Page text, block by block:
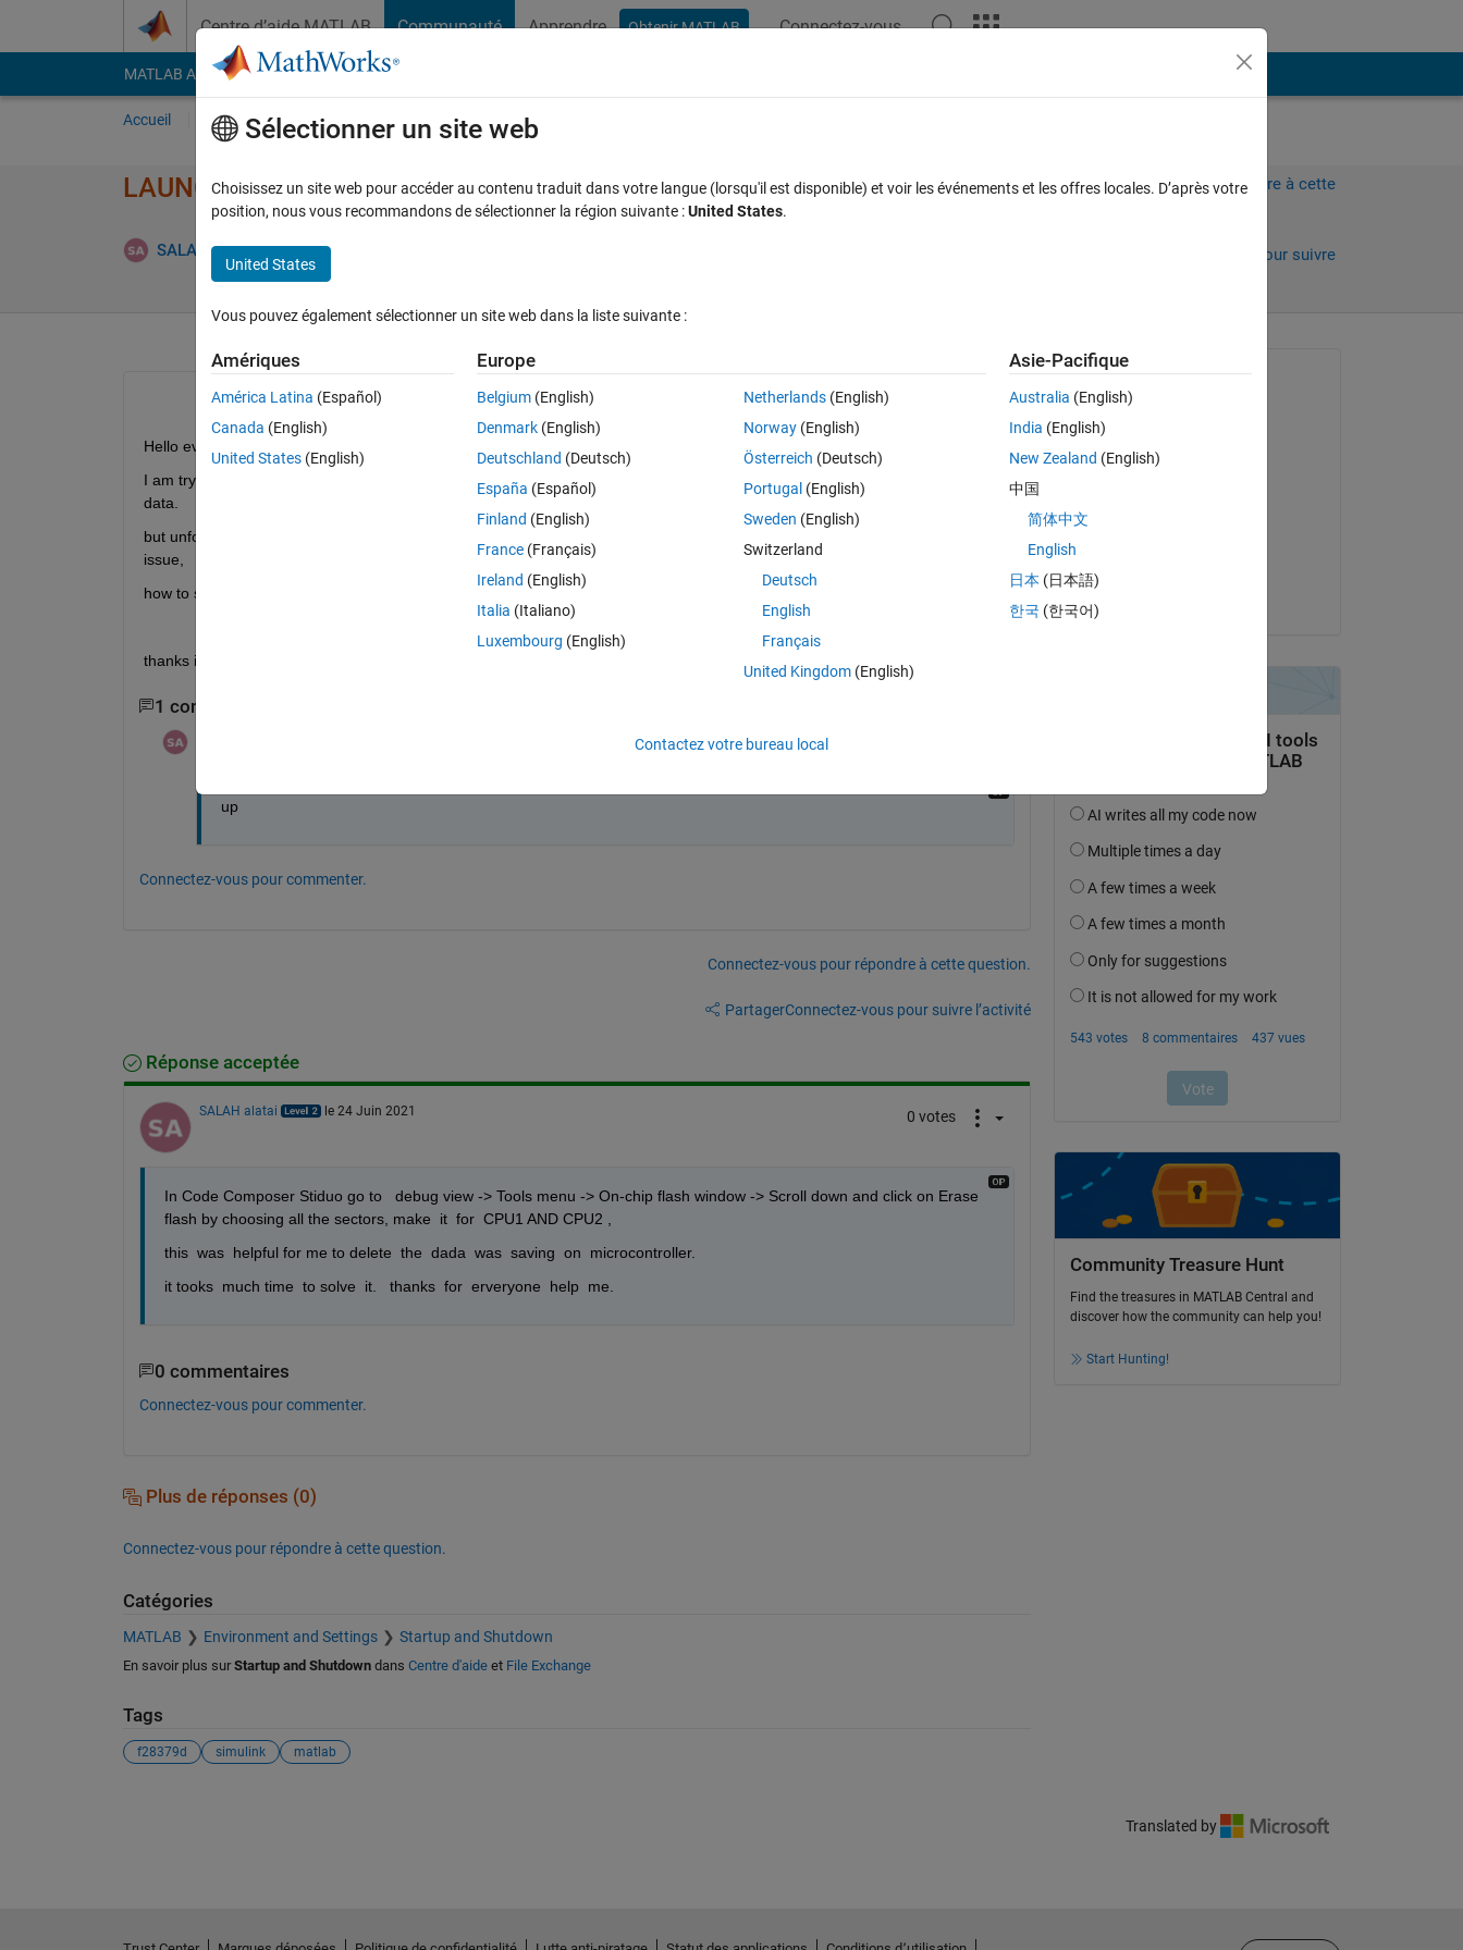
Centre d’aide MATLAB Communauté Apprendre Obtenir MATLAB Connectez-vous
MATLAB Answers File Exchange Cody
Accueil Poser une question Parcourir
LAUNCHXL-F28379D: How to Clean the memory?
SALAH alatai 21 Juin 2021
Connectez-vous pour répondre à cette
Connectez-vous pour suivre
Hello everyone
I am trying to send pulses to gate driver by F28379D lauchpad and I removed the tick from Boot from flase to avoid saving
data.
but unfortuantely same signal still dispaly on the oscillocscope, I tryed to reset it by push the button of reset S3, but still same
issue,
how to solve this problem.
thanks in advance
1 commentaire
up
Connectez-vous pour commenter.
Connectez-vous pour répondre à cette question.
PartagerConnectez-vous pour suivre l’activité
Réponse acceptée
SALAH alatai le 24 Juin 2021 0 votes
In Code Composer Stiduo go to   debug view -> Tools menu -> On-chip flash window -> Scroll down and click on Erase
flash by choosing all the sectors, make  it  for  CPU1 AND CPU2 ,
this  was  helpful for me to delete  the  dada  was  saving  on  microcontroller.
it tooks  much time  to solve  it.   thanks  for  erveryone  help  me.
0 commentaires
Connectez-vous pour commenter.
Plus de réponses (0)
Connectez-vous pour répondre à cette question.
Catégories
MATLAB Environment and Settings Startup and Shutdown
En savoir plus sur Startup and Shutdowndans Centre d'aideet File Exchange
Tags
f28379d simulink matlab
SALAH alatai
le 21 Juin 2021
le 24 Juin 2021
Acceptée :
Community Treasure Hunt
Find the treasures in MATLAB Central and
discover how the community can help you!
Start Hunting!
Translated by
Sélectionner un site web
Choisissez un site web pour accéder au contenu traduit dans votre langue (lorsqu'il est disponible) et voir les événements et les offres locales. D’après votre
position, nous vous recommandons de sélectionner la région suivante :United States.
United States
Vous pouvez également sélectionner un site web dans la liste suivante :
Amériques
América Latina (Español)
Canada (English)
United States (English)
Europe
Belgium (English)
Denmark (English)
Deutschland (Deutsch)
España (Español)
Finland (English)
France (Français)
Ireland (English)
Italia (Italiano)
Luxembourg (English)
Netherlands(English)
Norway(English)
Österreich (Deutsch)
Portugal (English)
Sweden (English)
Switzerland
Deutsch
English
Français
United Kingdom(English)
Asie-Pacifique
Australia (English)
India (English)
New Zealand (English)
中国
简体中文
English
日本 (日本語)
한국 (한국어)
Contactez votre bureau local